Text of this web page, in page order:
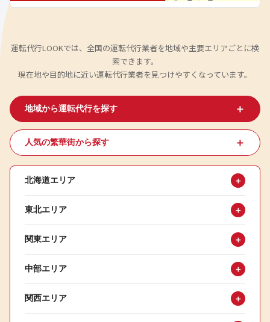
運転代行LOOKでは、全国の運転代行業者を地域や主要エリアごとに検
索できます。
現在地や目的地に近い運転代行業者を見つけやすくなっています。
地域から運転代行を探す ＋
人気の繁華街から探す ＋
北海道エリア ＋
東北エリア ＋
関東エリア ＋
中部エリア ＋
関西エリア ＋